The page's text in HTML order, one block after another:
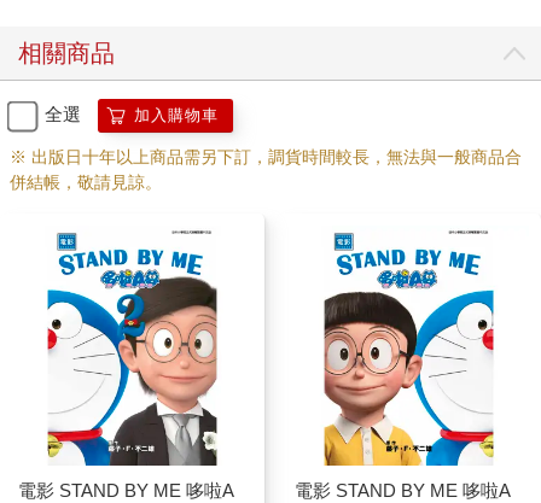
相關商品
全選 加入購物車
※ 出版日十年以上商品需另下訂，調貨時間較長，無法與一般商品合
併結帳，敬請見諒。
電影 STAND BY ME 哆啦A
電影 STAND BY ME 哆啦A